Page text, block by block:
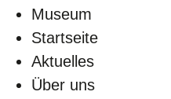
Museum
Startseite
Aktuelles
Über uns